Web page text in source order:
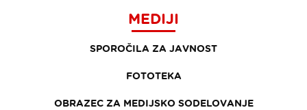
MEDIJI
SPOROČILA ZA JAVNOST
FOTOTEKA
OBRAZEC ZA MEDIJSKO SODELOVANJE